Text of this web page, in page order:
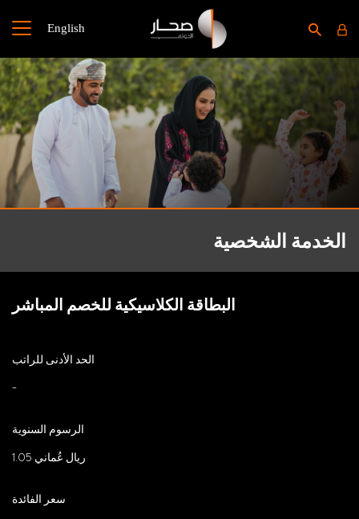
English
الخدمة الشخصية
البطاقة الكلاسيكية للخصم المباشر
الحد الأدنى للراتب
-
الرسوم السنوية
1.05 ريال عُماني
سعر الفائدة